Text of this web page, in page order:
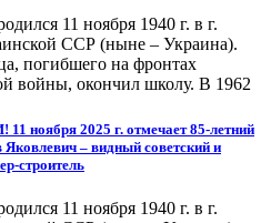
11 ноября 1940 г. в г.
ССР (ныне – Украина).
погибшего на фронтах
войны, окончил школу. В 1962
2025 г. отмечает 85-летний
– видный советский и
строитель
11 ноября 1940 г. в г.